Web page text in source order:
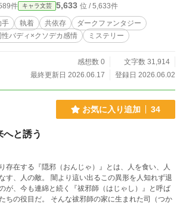
件 キャラ文芸 5,633 位 / 5,633件
手 執着 共依存
ダークファンタジー
性バディ×クソデカ感情 ミステリー
感想数 0
文字数 31,914
最終更新日 2026.06.17
登録日 2026.06.02
お気に入り追加 34
と誘う
存在する『隠邪（おんじゃ）』とは、人を食い、人
す、人の敵。 闇より這い出るこの異形を人知れず退
が、今も連綿と続く『祓邪師（はじゃし）』と呼ば
そんな祓邪師の家に生まれた司（つか